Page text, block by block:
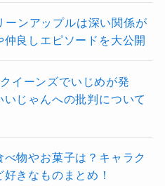
ンアップルは深い関係が
良しエピソードを大公開
イーンズでいじめが発
じゃんへの批判について
物やお菓子は？キャラク
きなものまとめ！